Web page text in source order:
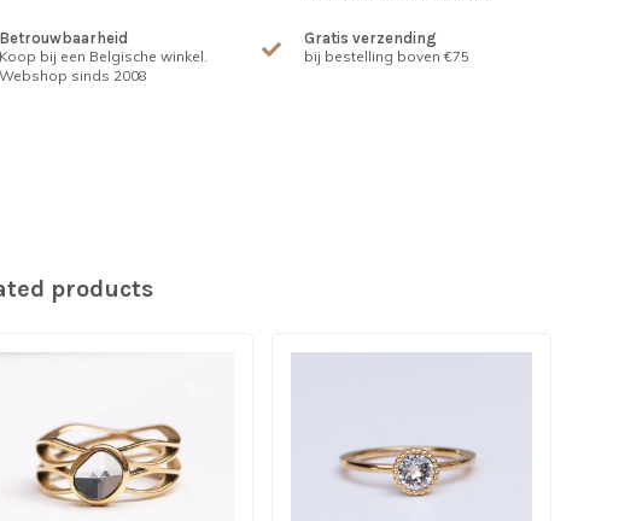
Betrouwbaarheid
Koop bij een Belgische winkel.
Webshop sinds 2008
Gratis verzending
bij bestelling boven €75
products